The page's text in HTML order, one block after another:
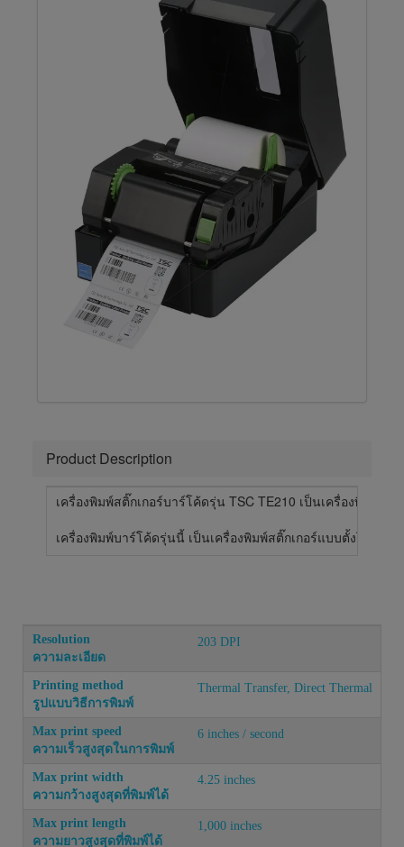
Product Description
เครื่องพิมพ์สติ๊กเกอร์บาร์โค้ดรุ่น TSC TE210 เป็นเครื่องพิมพ์
เครื่องพิมพ์บาร์โค้ดรุ่นนี้ เป็นเครื่องพิมพ์สติ๊กเกอร์แบบตั้งโต๊ะรุ่
Resolution
ความละเอียด
203 DPI
Printing method
รูปแบบวิธีการพิมพ์
Thermal Transfer, Direct Thermal
Max print speed
ความเร็วสูงสุดในการพิมพ์
6 inches / second
Max print width
ความกว้างสูงสุดที่พิมพ์ได้
4.25 inches
Max print length
ความยาวสูงสุดที่พิมพ์ได้
1,000 inches